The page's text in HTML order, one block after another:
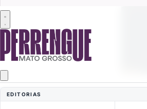
EDITORIAS